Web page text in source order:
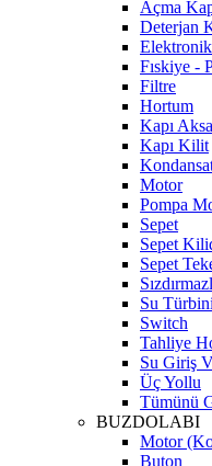
Açma
Deterjan
Fıskiye -
Filtre
Hortum
Kapı
Kapı Kilit
Motor
Pompa
Sepet
Sepet
Sepet
Su
Switch
Tahliye
Su Giriş
Üç Yollu
Tümünü
BUZDOLABI
Motor
Buton